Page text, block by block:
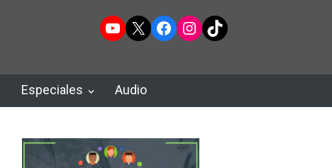
YouTube
X Facebook
Instagram
TikTok
Especiales Audio